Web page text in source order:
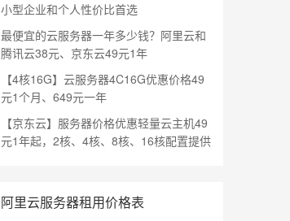
小型企业和个人性价比首选
最便宜的云服务器一年多少钱？阿里云和
腾讯云38元、京东云49元1年
【4核16G】云服务器4C16G优惠价格49
元1个月、649元一年
【京东云】服务器价格优惠轻量云主机49
元1年起，2核、4核、8核、16核配置提供
阿里云服务器租用价格表